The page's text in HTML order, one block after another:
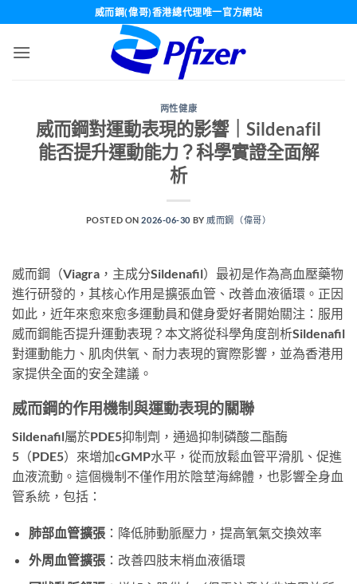
content
威而鋼(偉哥)香港總代理唯一官方網站
两性健康
威而鋼對運動表現的影響｜Sildenafil
能否提升運動能力？科學實證全面解
析
POSTED ON2026-06-30 BY 威而鋼（偉哥）
威而鋼（Viagra，主成分Sildenafil）最初是作為高血壓藥物
進行研發的，其核心作用是擴張血管、改善血液循環。正因
如此，近年來愈來愈多運動員和健身愛好者開始關注：服用
威而鋼能否提升運動表現？本文將從科學角度剖析Sildenafil
對運動能力、肌肉供氧、耐力表現的實際影響，並為香港用
家提供全面的安全建議。
威而鋼的作用機制與運動表現的關聯
Sildenafil屬於PDE5抑制劑，通過抑制磷酸二酯酶
5（PDE5）來增加cGMP水平，從而放鬆血管平滑肌、促進
血液流動。這個機制不僅作用於陰莖海綿體，也影響全身血
管系統，包括：
肺部血管擴張：降低肺動脈壓力，提高氧氣交換效率
外周血管擴張：改善四肢末梢血液循環